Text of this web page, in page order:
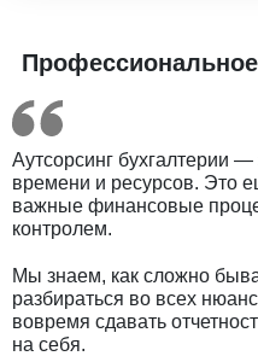
Аутсорсинг бухгалтерии
времени и ресурсов. Это
важные финансовые
контролем.
Мы знаем, как сложно
разбираться во всех
вовремя сдавать
на себя.